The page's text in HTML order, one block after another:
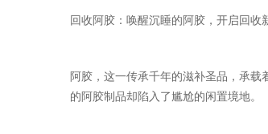
回收阿胶：唤醒沉睡的阿胶，开启回收
阿胶，这一传承千年的滋补圣品，承
的阿胶制品却陷入了尴尬的闲置境地。